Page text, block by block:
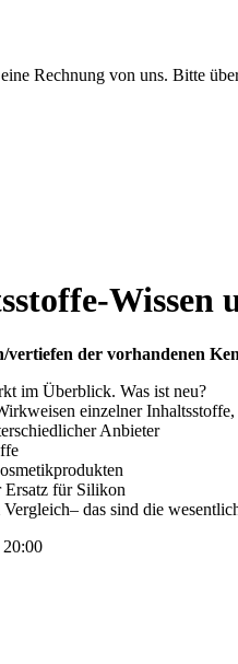
Rechnung von uns. Bitte
Wissen
vertiefen der vorhandenen
im Überblick. Was ist neu?
einzelner Inhaltsstoffe,
Anbieter
Ersatz für Silikon
das sind die
20:00